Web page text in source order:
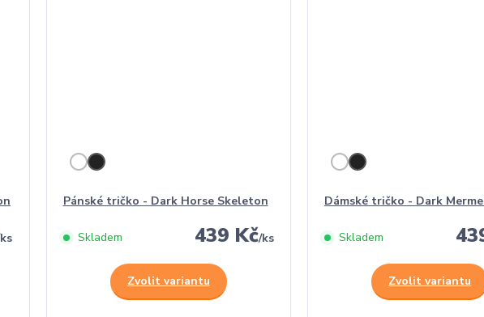
ks
Pánské tričko - Dark Horse Skeleton
439 Kč/ks
Skladem
Zvolit variantu
Dámské tričko - Dark
Skladem
Zvolit variantu